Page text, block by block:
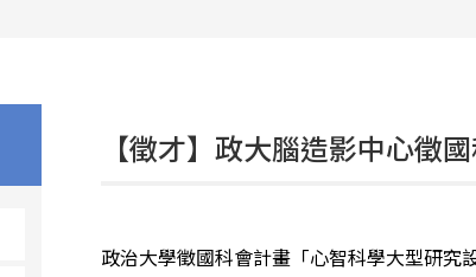
【徵才】政大腦造影中心徵
政治大學徵國科會計畫「心智科學大型研究